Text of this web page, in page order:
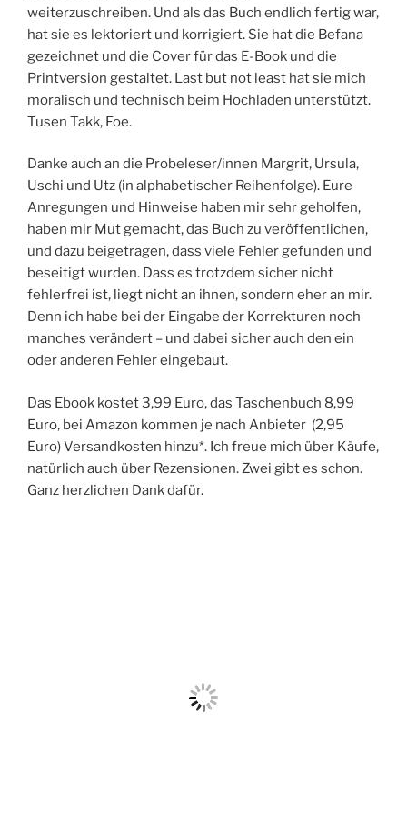
weiterzuschreiben. Und als das Buch endlich fertig war,
hat sie es lektoriert und korrigiert. Sie hat die Befana
gezeichnet und die Cover für das E-Book und die
Printversion gestaltet. Last but not least hat sie mich
moralisch und technisch beim Hochladen unterstützt.
Tusen Takk, Foe.
Danke auch an die Probeleser/innen Margrit, Ursula,
Uschi und Utz (in alphabetischer Reihenfolge). Eure
Anregungen und Hinweise haben mir sehr geholfen,
haben mir Mut gemacht, das Buch zu veröffentlichen,
und dazu beigetragen, dass viele Fehler gefunden und
beseitigt wurden. Dass es trotzdem sicher nicht
fehlerfrei ist, liegt nicht an ihnen, sondern eher an mir.
Denn ich habe bei der Eingabe der Korrekturen noch
manches verändert – und dabei sicher auch den ein
oder anderen Fehler eingebaut.
Das Ebook kostet 3,99 Euro, das Taschenbuch 8,99
Euro, bei Amazon kommen je nach Anbieter (2,95
Euro) Versandkosten hinzu*. Ich freue mich über Käufe,
natürlich auch über Rezensionen. Zwei gibt es schon.
Ganz herzlichen Dank dafür.